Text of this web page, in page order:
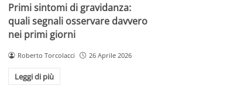
Primi sintomi di gravidanza:
quali segnali osservare davvero
nei primi giorni
Roberto Torcolacci 26 Aprile 2026
Leggi di più